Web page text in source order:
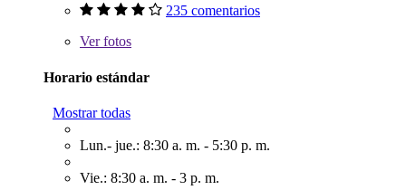
235 comentarios
Verfotos
Horario estándar
Mostrar todas
Lun.- jue.: 8:30 a. m. - 5:30 p. m.
Vie.: 8:30 a. m. - 3 p. m.